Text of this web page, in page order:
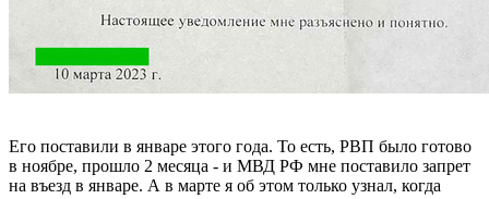
Его поставили в январе этого года. То есть, РВП было готово
в ноябре, прошло 2 месяца - и МВД РФ мне поставило запрет
на въезд в январе. А в марте я об этом только узнал, когда